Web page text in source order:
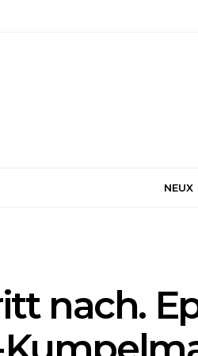
NEUX
nach.